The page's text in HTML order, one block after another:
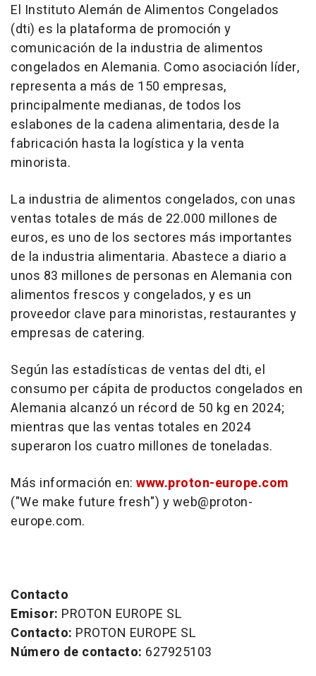
El Instituto Alemán de Alimentos Congelados
(dti) es la plataforma de promoción y
comunicación de la industria de alimentos
congelados en Alemania. Como asociación líder,
representa a más de 150 empresas,
principalmente medianas, de todos los
eslabones de la cadena alimentaria, desde la
fabricación hasta la logística y la venta
minorista.
La industria de alimentos congelados, con unas
ventas totales de más de 22.000 millones de
euros, es uno de los sectores más importantes
de la industria alimentaria. Abastece a diario a
unos 83 millones de personas en Alemania con
alimentos frescos y congelados, y es un
proveedor clave para minoristas, restaurantes y
empresas de catering.
Según las estadísticas de ventas del dti, el
consumo per cápita de productos congelados en
Alemania alcanzó un récord de 50 kg en 2024;
mientras que las ventas totales en 2024
superaron los cuatro millones de toneladas.
Más información en: www.proton-europe.com
("We make future fresh") y web@proton-
europe.com.
Contacto
Emisor: PROTON EUROPE SL
Contacto: PROTON EUROPE SL
Número de contacto: 627925103